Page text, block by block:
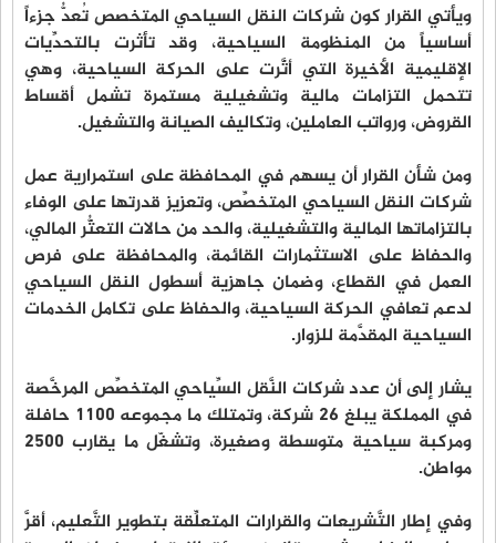
ويأتي القرار كون شركات النقل السياحي المتخصص تُعدُّ جزءاً
أساسياً من المنظومة السياحية، وقد تأثرت بالتحدِّيات
الإقليمية الأخيرة التي أثَّرت على الحركة السياحية، وهي
تتحمل التزامات مالية وتشغيلية مستمرة تشمل أقساط
القروض، ورواتب العاملين، وتكاليف الصيانة والتشغيل.
ومن شأن القرار أن يسهم في المحافظة على استمرارية عمل
شركات النقل السياحي المتخصِّص، وتعزيز قدرتها على الوفاء
بالتزاماتها المالية والتشغيلية، والحد من حالات التعثُّر المالي،
والحفاظ على الاستثمارات القائمة، والمحافظة على فرص
العمل في القطاع، وضمان جاهزية أسطول النقل السياحي
لدعم تعافي الحركة السياحية، والحفاظ على تكامل الخدمات
السياحية المقدَّمة للزوار.
يشار إلى أن عدد شركات النَّقل السِّياحي المتخصِّص المرخَّصة
في المملكة يبلغ 26 شركة، وتمتلك ما مجموعه 1100 حافلة
ومركبة سياحية متوسطة وصغيرة، وتشغّل ما يقارب 2500
مواطن.
وفي إطار التَّشريعات والقرارات المتعلِّقة بتطوير التَّعليم، أقرَّ